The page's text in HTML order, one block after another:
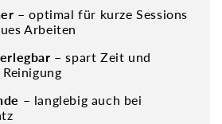
– optimal für kurze Sessions
Arbeiten
– spart Zeit und
– langlebig auch bei